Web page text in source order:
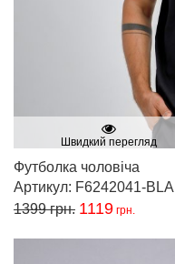
Швидкий перегляд
Футболка чоловіча
Артикул: F6242041-BLA
1399грн. 1119 грн.